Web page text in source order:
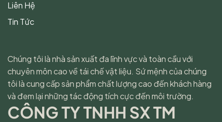
Liên Hệ
Tin Tức
CÔNG TY TNHH SX TM
Chúng tôi là nhà sản xuất đa lĩnh vực và toàn cầu với
chuyên môn cao về tái chế vật liệu. Sứ mệnh của chúng
tôi là cung cấp sản phẩm chất lượng cao đến khách hàng
và đem lại những tác động tích cực đến môi trường.